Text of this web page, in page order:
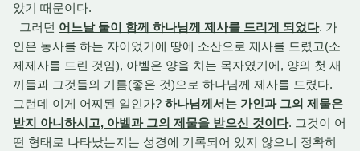
았기 때문이다.
그러던 어느날 둘이 함께 하나님께 제사를 드리게 되었다. 가
인은 농사를 하는 자이었기에 땅에 소산으로 제사를 드렸고(소
제제사를 드린 것임), 아벨은 양을 치는 목자였기에, 양의 첫 새
끼들과 그것들의 기름(좋은 것)으로 하나님께 제사를 드렸다.
그런데 이게 어찌된 일인가? 하나님께서는 가인과 그의 제물은
받지 아니하시고, 아벨과 그의 제물을 받으신 것이다. 그것이 어
떤 형태로 나타났는지는 성경에 기록되어 있지 않으니 정확히